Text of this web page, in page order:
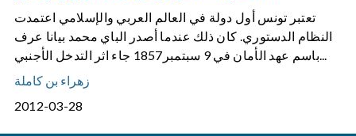
تعتبر تونس أول دولة في العالم العربي والإسلامي اعتمدت
النظام الدستوري. كان ذلك عندما أصدر الباي محمد بيانا عرف
زهراء بن كاملة
2012-03-28